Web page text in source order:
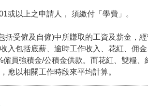
或以上之申請人， 須繳付「學費」。
括受僱及自僱)中所賺取的工資及薪金，
入包括底薪、逾時工作收入、花紅、佣
僱員強積金/公積金供款。而花紅、雙糧、
應以相關工作時段來平均計算。